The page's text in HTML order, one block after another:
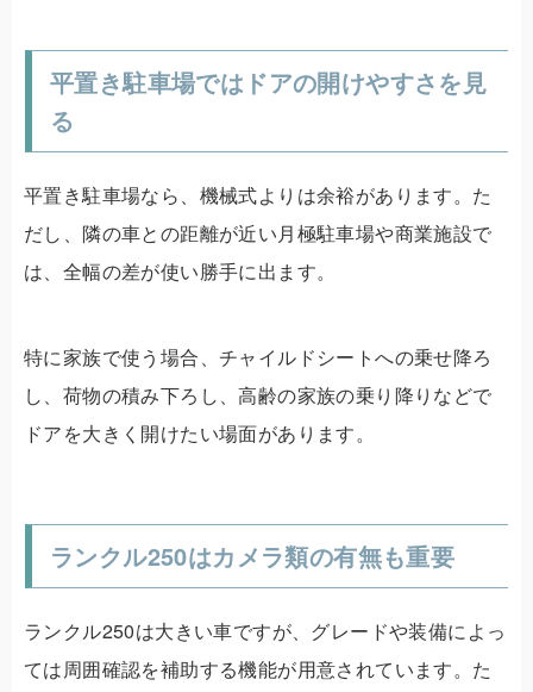
平置き駐車場ではドアの開けやすさを見
る
平置き駐車場なら、機械式よりは余裕があります。た
だし、隣の車との距離が近い月極駐車場や商業施設で
は、全幅の差が使い勝手に出ます。
特に家族で使う場合、チャイルドシートへの乗せ降ろ
し、荷物の積み下ろし、高齢の家族の乗り降りなどで
ドアを大きく開けたい場面があります。
ランクル250はカメラ類の有無も重要
ランクル250は大きい車ですが、グレードや装備によっ
ては周囲確認を補助する機能が用意されています。た